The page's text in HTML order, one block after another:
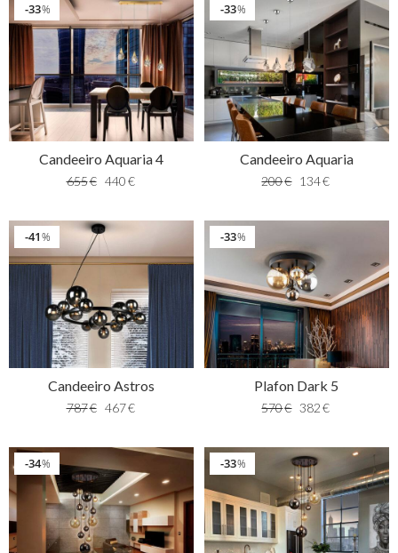
%
33
Candeeiro Aquaria 4
655€ 440€
%
33
Candeeiro Aquaria
200€ 134€
%
41
Candeeiro Astros
787€ 467€
%
33
Plafon Dark 5
570€ 382 €
%
34 %
33